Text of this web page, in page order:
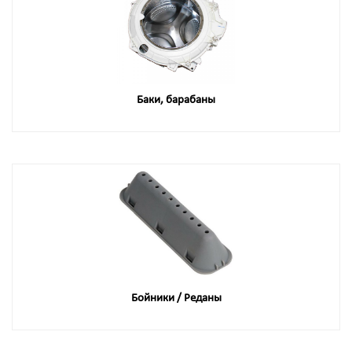
Баки, барабаны
Бойники / Реданы